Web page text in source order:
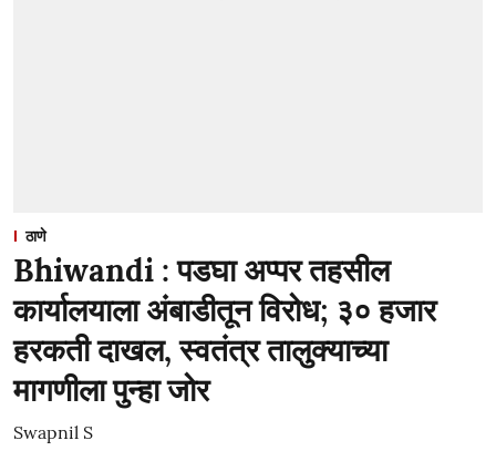
ठाणे
Bhiwandi : पडघा अप्पर तहसील
कार्यालयाला अंबाडीतून विरोध; ३० हजार
हरकती दाखल, स्वतंत्र तालुक्याच्या
मागणीला पुन्हा जोर
Swapnil S